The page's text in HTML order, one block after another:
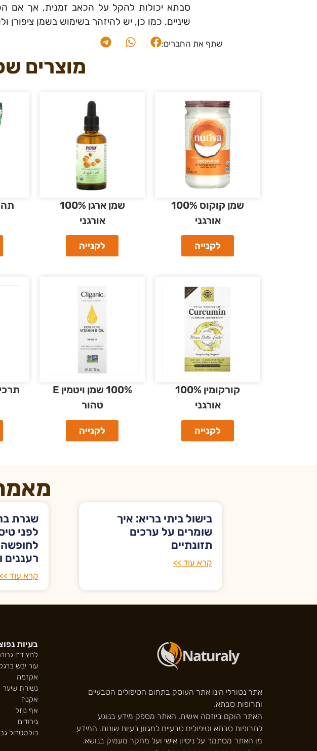
סבתא יכולות להקל על הכאב זמנית, אך אם
שיניים. כמו כן, יש להיזהר בשימוש בשמן ציפורן
שתף את החברים:
מוצרים
שמן קוקוס 100%
אורגני
לקנייה לקנייה
שמן ארגן 100%
אורגני
קורקומין 100%
אורגני
לקנייה לקנייה
100% שמן ויטמין E
טהור
בישול ביתי בריא: איך
שומרים על ערכים
תזונתיים
קרא עוד >>
שגרת
לפני
רעננים
קרא עוד >>
אתר נטורלי הינו אתר העוסק בתחום הטיפולים הטבעיים
ותרופות סבתא.
האתר הוקם ביוזמה אישית. האתר מספק מידע בנוגע
לתרופות סבתא וטיפולים טבעיים למגוון בעיות שונות. המידע
מן האתר מסתמך על ניסיון אישי ועל מחקר מעמיק בנושא.
בעיות
לחץ דם גבוה
עור יבש
אקזמה
נשירת שיער
אקנה
אף נוזל
גירודים
כולסטרול